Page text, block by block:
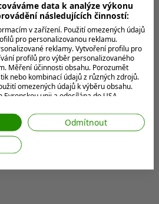
data k analýze výkonu
následujících činností:
v zařízení. Použití omezených údajů
pro personalizovanou reklamu.
reklamy. Vytvoření profilu pro
profilů pro výběr personalizovaného
Měření účinnosti obsahu. Porozumět
nebo kombinací údajů z různých zdrojů.
omezených údajů k výběru obsahu.
unii a odesílána do USA.
(7 Prodejci IAB)
účely:
Odmítnout